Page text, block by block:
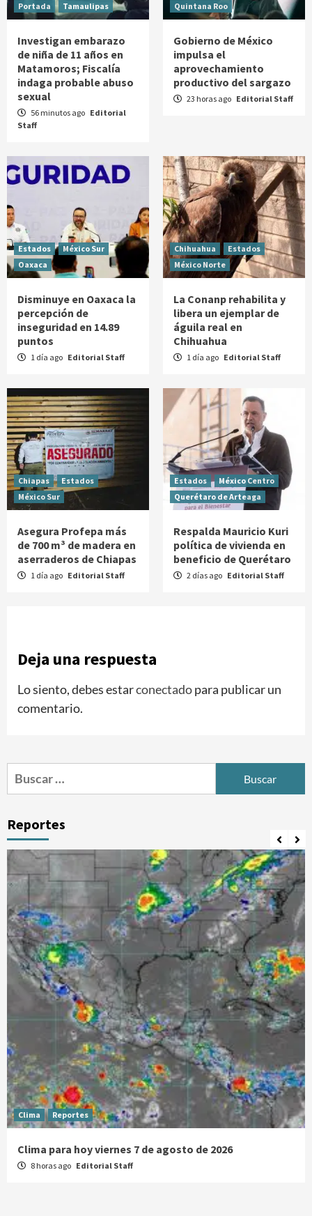
Portada
Tamaulipas
Investigan embarazo
de niña de 11 años en
Matamoros; Fiscalía
indaga probable abuso
sexual
56 minutos ago Editorial
Staff
Quintana Roo
Gobierno de México
impulsa el
aprovechamiento
productivo del sargazo
23 horas ago Editorial Staff
Estados
México Sur
Oaxaca
Disminuye en Oaxaca la
percepción de
inseguridad en 14.89
puntos
1 día ago Editorial Staff
Chihuahua
Estados
México Norte
La Conanp rehabilita y
libera un ejemplar de
águila real en
Chihuahua
1 día ago Editorial Staff
Chiapas
Estados
México Sur
Asegura Profepa más
de 700 m³ de madera en
aserraderos de Chiapas
1 día ago Editorial Staff
Estados
México Centro
Querétaro de Arteaga
Respalda Mauricio Kuri
política de vivienda en
beneficio de Querétaro
2 días ago Editorial Staff
Deja una respuesta
Lo siento, debes estarconectadopara publicar un
comentario.
Buscar:
Reportes
Clima Reportes
Clima para hoy viernes 7 de agosto de 2026
8 horas ago Editorial Staff